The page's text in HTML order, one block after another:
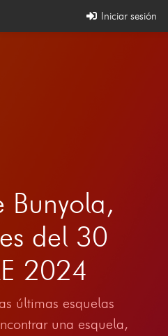
Iniciar sesión
Bunyola,
del 30
2024
últimas esquelas
una esquela,